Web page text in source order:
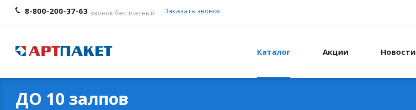
8-800-200-37-63 звонок бесплатный Заказать звонок
Каталог Акции Новости
ДО 10 залпов